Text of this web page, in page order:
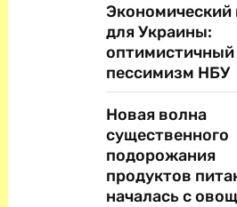
Экономический
для Украины:
оптимистичный
пессимизм НБУ
Новая волна
существенного
подорожания
продуктов
началась с